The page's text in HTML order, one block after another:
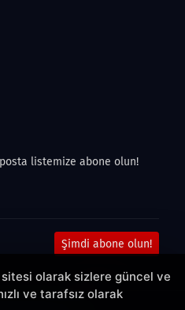
listemize abone olun!
Şimdi abone olun!
olarak sizlere güncel ve
ve tarafsız olarak